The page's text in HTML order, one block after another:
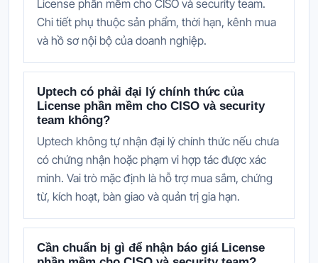
License phần mềm cho CISO và security team.
Chi tiết phụ thuộc sản phẩm, thời hạn, kênh mua
và hồ sơ nội bộ của doanh nghiệp.
Uptech có phải đại lý chính thức của
License phần mềm cho CISO và security
team không?
Uptech không tự nhận đại lý chính thức nếu chưa
có chứng nhận hoặc phạm vi hợp tác được xác
minh. Vai trò mặc định là hỗ trợ mua sắm, chứng
từ, kích hoạt, bàn giao và quản trị gia hạn.
Cần chuẩn bị gì để nhận báo giá License